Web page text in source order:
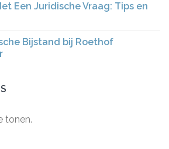
Een Juridische Vraag: Tips en
Bijstand bij Roethof
tonen.